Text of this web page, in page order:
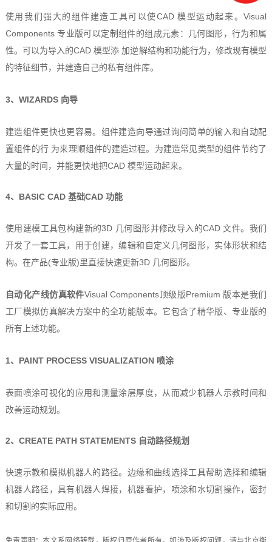
使用我们强大的组件建造工具可以使CAD 模型运动起来。Visual
Components 专业版可以定制组件的组成元素：几何图形，行为和属
性。可以为导入的CAD 模型添 加逆解结构和功能行为，修改现有模型
的特征细节，并建造自己的私有组件库。
3、WIZARDS 向导
建造组件更快也更容易。组件建造向导通过询问简单的输入和自动配
置组件的行 为来理顺组件的建造过程。为建造常见类型的组件节约了
大量的时间，并能更快地把CAD 模型运动起来。
4、BASIC CAD 基础CAD 功能
使用建模工具包构建新的3D 几何图形并修改导入的CAD 文件。我们
开发了一套工具，用于创建，编辑和自定义几何图形，实体形状和结
构。在产品(专业版)里直接快速更新3D 几何图形。
自动化产线仿真软件Visual Components顶级版Premium 版本是我们
工厂模拟仿真解决方案中的全功能版本。它包含了精华版、专业版的
所有上述功能。
1、PAINT PROCESS VISUALIZATION 喷涂
表面喷涂可视化的应用和测量涂层厚度，从而减少机器人示教时间和
改善运动规划。
2、CREATE PATH STATEMENTS 自动路径规划
快速示教和模拟机器人的路径。边缘和曲线选择工具帮助选择和编辑
机器人路径，具有机器人焊接，机器看护，喷涂和水切割操作，密封
和切割的实际应用。